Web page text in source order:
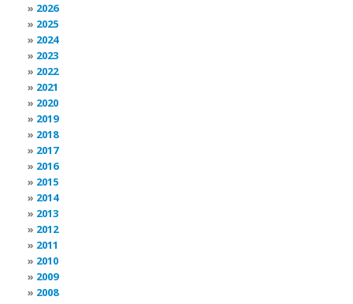
2026
2025
2024
2023
2022
2021
2020
2019
2018
2017
2016
2015
2014
2013
2012
2011
2010
2009
2008